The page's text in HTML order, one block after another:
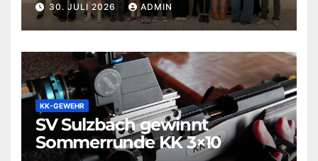
30. JULI 2026 ADMIN
KK-GEWEHR
SV Sulzbach gewinnt
Sommerrunde KK 3×10